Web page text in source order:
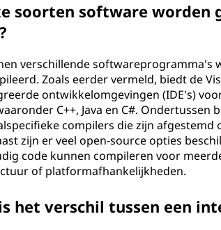
soorten software
verschillende
Zoals eerder vermeld, biedt de
ontwikkelomgevingen (IDE's)
C++, Java en C#.
compilers die zijn
zijn er veel open-source opties
code kunnen compileren voor
of platformafhankelijkheden.
het verschil tussen een